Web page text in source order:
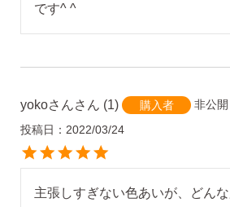
です^ ^
yokoさん 1 購入者
非公開
投稿日
2022/03/24
主張しすぎない色あいが、どん